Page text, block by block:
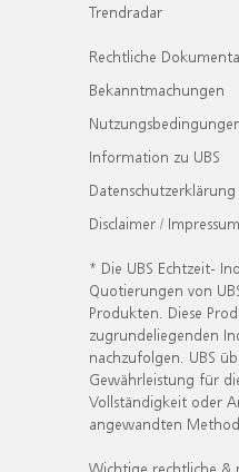
Trendradar
Rechtliche
Bekanntmachungen
Information zu UBS
Datenschutzerklärung
Disclaimer / Impressum
* Die UBS Echtzeit-
Quotierungen von
Produkten. Diese
zugrundeliegenden
nachzufolgen. UBS
Gewährleistung für
Vollständigkeit oder
angewandten